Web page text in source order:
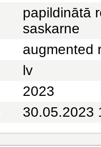
papildinātā
saskarne
augmented
lv
2023
30.05.2023